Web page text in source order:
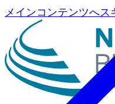
メインコンテンツへス